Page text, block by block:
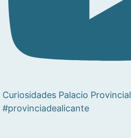
Curiosidades Palacio Provincial
#provinciadealicante